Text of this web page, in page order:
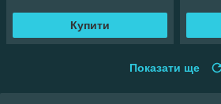
Купити
Показати ще